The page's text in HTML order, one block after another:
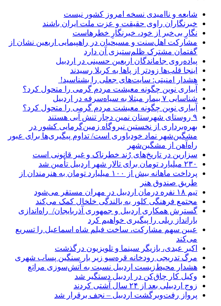
شایعه و ناامیدی نسخه امروز کشور نیست
خبرنگاران راوی حقیقت و عزت ملت ایران باشند
نگارِ بی‌خبر از خود، خبرنگارِ خطرهاست
مشارکت اهل‌سنت و مسیحیان در راهپیمایی اربعین نشان از
گفتمان مشترک ظلم‌ستیزی آن دارد
پیاده‌روی جاماندگان اربعین حسینی در اردبیل
اینجا قلب‌ها زودتر از پاها به کربلا رسیدند
هشدار امنیتی: سایت‌های جعلی را بشناسید!
آبیاری نوین چگونه معیشت مردم گرمی را متحول کرد؟
شناسایی ۷ بیمار مبتلا به سیاه‌سرفه در اردبیل
آبیاری نوین چگونه معیشت مردم گرمی را متحول کرد؟
۹ روستای شهرستان نمین دچار تنش آبی هستند
بهره‌برداری از نخستین نیروگاه زمین‌گرمایی کشور در
مشگین‌شهر نماد خودباوری است/ تداوم پیگیری‌ها برای عبور
راه‌آهن از مشگین‌شهر
سزارین در تاریخ‌های رُند خطرناک و غیر قانونی است
۲۳۰ میلیارد تومان برای تالار شهر اردبیل تأمین شد
پرداخت ماهانه بیش از ۱۰۰ میلیارد تومان به هنرمندان از
طریق صندوق هنر
تیم ۱۸ نفره درمان اردبیل در مهران مستقر می‌شود
مجتمع فرهنگی کلور به بالندگی خلخال کمک می‌کند
گسترش همکاری اردبیل و جمهوری آذربایجان/ راه‌اندازی
بارانداز ریلی را پیگیری خواهیم کرد
عیین سهم مشارکت، ساخت فیلم شاه‌ اسماعیل را تسریع
می‌کند
اکبر عبدی، بازیگر سینما و تلویزیون درگذشت
مرگ تدریجی رودخانه قره‌سو زیر بار سنگین پساب شهری
هشدار محیط‌زیست اردبیل نسبت به آتش‌سوزی مراتع
وکیل کار چاق‌کن در اردبیل دستگیر شد
زوج اردبیلی بعد از ۲۴ سال آشتی کردند
پرواز رفت‌وبرگشت اردبیل – نجف برقرار شد